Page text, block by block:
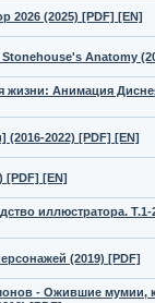
2026 (2025) [PDF] [EN]
Anatomy
Анимация
(2016-2022) [PDF] [EN]
[PDF] [EN]
иллюстратора. Т.1-
(2019) [PDF]
- Ожившие мумии,